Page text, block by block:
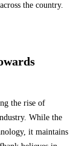
the country.
the rise of
While the
it maintains